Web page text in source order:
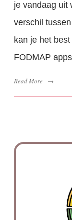
je vandaag uit
verschil
kan je het
FODMAP
Read More →